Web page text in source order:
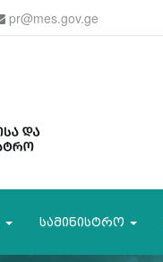
pr@mes.gov.ge
სამინისტრო